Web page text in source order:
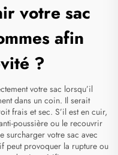
votre sac
afin
?
votre sac lorsqu’il
dans un coin. Il serait
frais et sec. S’il est en cuir,
poussière ou le recouvrir
surcharger votre sac avec
peut provoquer la rupture ou